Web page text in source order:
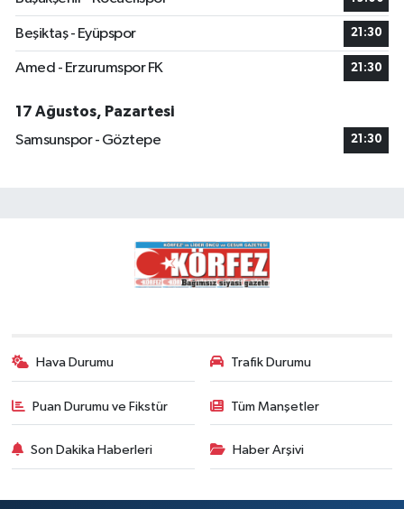
Beşiktaş - Eyüpspor 21:30
Amed - Erzurumspor FK 21:30
17 Ağustos, Pazartesi
Samsunspor - Göztepe
21:30
Hava Durumu Trafik Durumu
Puan Durumu ve Fikstür Tüm Manşetler
Son Dakika Haberleri Haber Arşivi